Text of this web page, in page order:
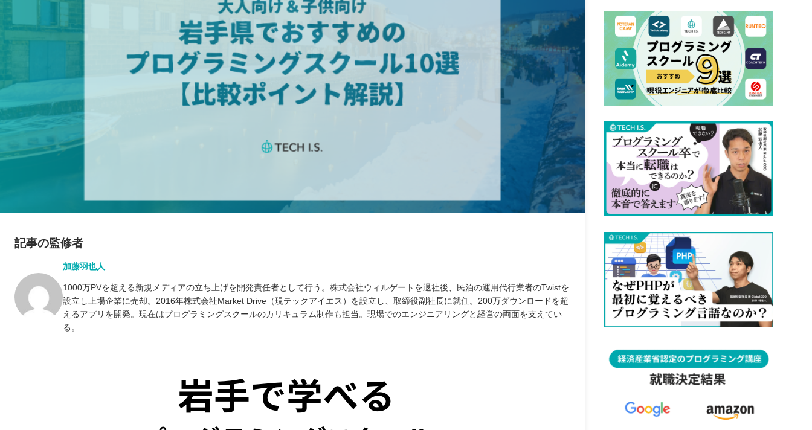
記事の監修者
加藤羽也人
1000万PVを超える新規メディアの立ち上げを開発責任者として行う。株式会社ウィルゲートを退社後、民泊の運用代行業者のTwistを
設立し上場企業に売却。2016年株式会社Market Drive（現テックアイエス）を設立し、取締役副社長に就任。200万ダウンロードを超
えるアプリを開発。現在はプログラミングスクールのカリキュラム制作も担当。現場でのエンジニアリングと経営の両面を支えてい
る。